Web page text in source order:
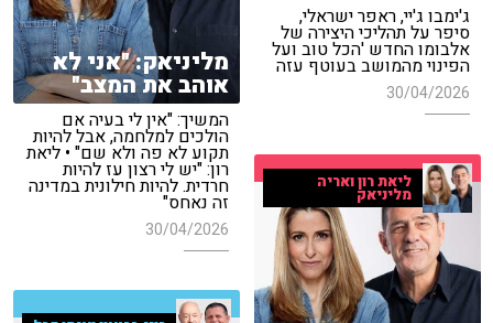
ג'ימבו ג'יי, ראפר ישראלי,
סיפר על תהליכי היצירה של
אלבומו החדש 'הכל טוב ועל
הפינוי מהמושב בעוטף עזה
30/04/2026
מליניאק: "אני לא
אוהב את המצב"
המשיך: "אין לי בעיה אם
הולכים למלחמה, אבל להיות
תקוע לא פה ולא שם" • ליאת
רון: "יש לי רצון עז להיות
חרדית. להיות חילונית במדינה
זה נאחס"
30/04/2026
ליאת רון ואריה
מליניאק